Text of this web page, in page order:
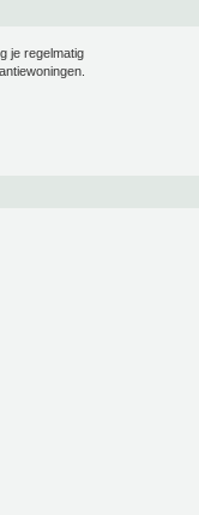
je regelmatig